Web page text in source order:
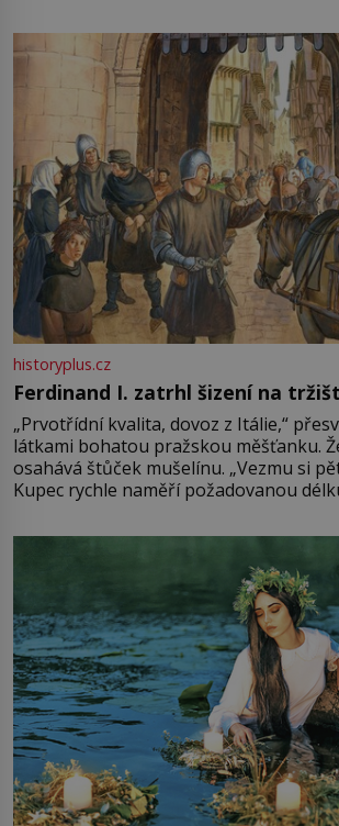
pře hned několik latinskoamerických
Francie, kde se traduje,
historyplus.cz
Ferdinand I. zatrhl šizení na
„Prvotřídní kvalita, dovoz z Itálie,“
látkami bohatou pražskou měšťanku.
osahává štůček mušelínu. „Vezmu si
Kupec rychle naměří požadovanou
milostpaní. Stačí jenom na sukni,“
množství růžového mušelínu. „Ošidili
Vezme do ruky dřevěnou